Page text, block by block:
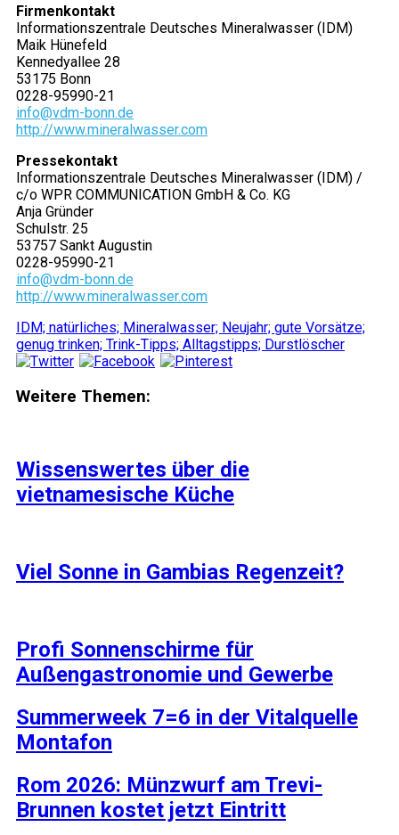
Firmenkontakt
Informationszentrale Deutsches Mineralwasser (IDM)
Maik Hünefeld
Kennedyallee 28
53175 Bonn
0228-95990-21
info@vdm-bonn.de
http://www.mineralwasser.com
Pressekontakt
Informationszentrale Deutsches Mineralwasser (IDM) /
c/o WPR COMMUNICATION GmbH & Co. KG
Anja Gründer
Schulstr. 25
53757 Sankt Augustin
0228-95990-21
info@vdm-bonn.de
http://www.mineralwasser.com
IDM; natürliches; Mineralwasser; Neujahr; gute Vorsätze;
genug trinken; Trink-Tipps; Alltagstipps; Durstlöscher
Weitere Themen:
Wissenswertes über die
vietnamesische Küche
Viel Sonne in Gambias Regenzeit?
Profi Sonnenschirme für
Außengastronomie und Gewerbe
Summerweek 7=6 in der Vitalquelle
Montafon
Rom 2026: Münzwurf am Trevi-
Brunnen kostet jetzt Eintritt